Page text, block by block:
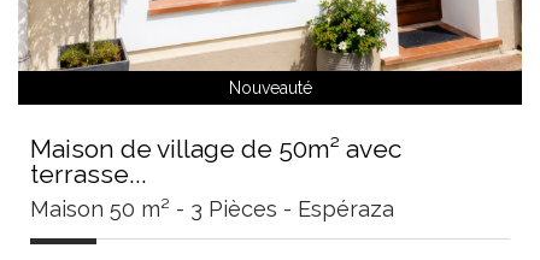
Nouveauté
Maison de village de 50m² avec
terrasse...
Maison 50 m² - 3 Pièces - Espéraza